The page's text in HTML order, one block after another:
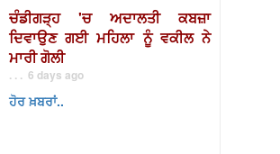
ਚੰਡੀਗੜ੍ਹ 'ਚ ਅਦਾਲਤੀ ਕਬਜ਼ਾ
ਦਿਵਾਉਣ ਗਈ ਮਹਿਲਾ ਨੂੰ ਵਕੀਲ ਨੇ
ਮਾਰੀ ਗੋਲੀ
. . . 6 days ago
ਹੋਰ ਖ਼ਬਰਾਂ..